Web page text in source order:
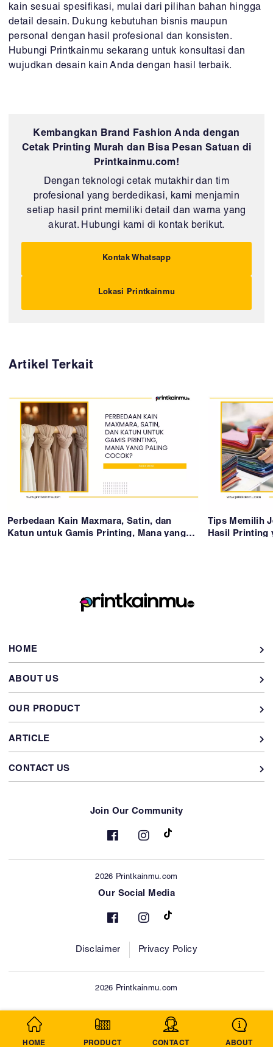
kain sesuai spesifikasi, mulai dari pilihan bahan hingga
detail desain. Dukung kebutuhan bisnis maupun
personal dengan hasil profesional dan konsisten.
Hubungi Printkainmu sekarang untuk konsultasi dan
wujudkan desain kain Anda dengan hasil terbaik.
Kembangkan Brand Fashion Anda dengan
Cetak Printing Murah dan Bisa Pesan Satuan di
Printkainmu.com!
Dengan teknologi cetak mutakhir dan tim
profesional yang berdedikasi, kami menjamin
setiap hasil print memiliki detail dan warna yang
akurat. Hubungi kami di kontak berikut.
Kontak Whatsapp
Lokasi Printkainmu
Artikel Terkait
Perbedaan Kain Maxmara, Satin, dan
Katun untuk Gamis Printing, Mana yang
Tips Memilih
Hasil Printing
HOME
ABOUT US
OUR PRODUCT
ARTICLE
CONTACT US
Join Our Community
2026 Printkainmu.com
Our Social Media
Disclaimer Privacy Policy
2026 Printkainmu.com
HOME PRODUCT CONTACT ABOUT